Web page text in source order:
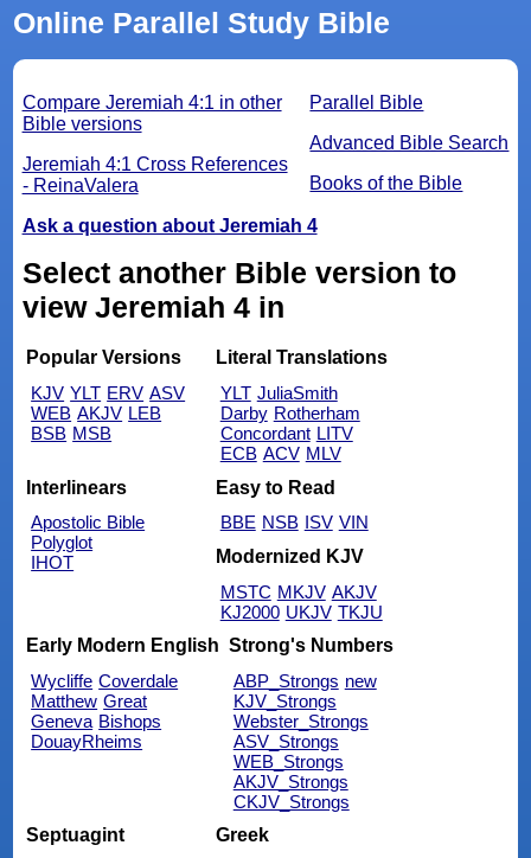
Online Parallel Study Bible
Parallel Bible
Advanced Bible Search
Books of the Bible
Compare Jeremiah 4:1 in other
Bible versions
Jeremiah 4:1 Cross References
- ReinaValera
Ask a question about Jeremiah 4
Select another Bible version to
view Jeremiah 4 in
Popular Versions
KJV YLT ERV ASV
WEB AKJV LEB
BSB MSB
Literal Translations
YLT JuliaSmith
Darby Rotherham
Concordant LITV
ECB ACV MLV
Interlinears
Apostolic Bible
Polyglot
IHOT
Easy to Read
BBE NSB ISV VIN
Modernized KJV
MSTC MKJV AKJV
KJ2000 UKJV TKJU
Early Modern English
Wycliffe Coverdale
Matthew Great
Geneva Bishops
DouayRheims
Strong's Numbers
ABP_Strongs new
KJV_Strongs
Webster_Strongs
ASV_Strongs
WEB_Strongs
AKJV_Strongs
CKJV_Strongs
Septuagint
Greek